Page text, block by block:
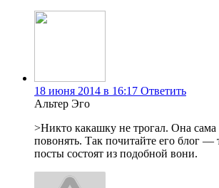
18 июня 2014 в 16:17 Ответить
Альтер Эго
>Никто какашку не трогал. Она
повонять. Так почитайте его блог —
посты состоят из подобной вони.